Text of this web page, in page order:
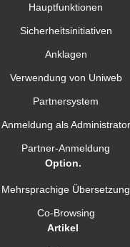
Hauptfunktionen
Sicherheitsinitiativen
Anklagen
Verwendung von Uniweb
Partnersystem
Anmeldung als Administrator
Partner-Anmeldung
Option.
Mehrsprachige Übersetzung
Co-Browsing
Artikel